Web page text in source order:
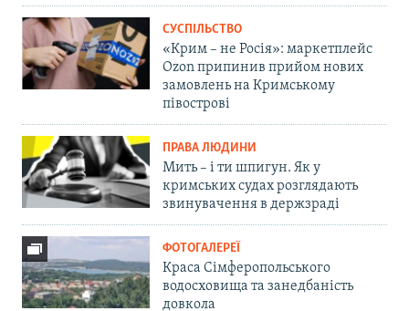
СУСПІЛЬСТВО
«Крим – не Росія»: маркетплейс
Ozon припинив прийом нових
замовлень на Кримському
півострові
ПРАВА ЛЮДИНИ
Мить – і ти шпигун. Як у
кримських судах розглядають
звинувачення в держзраді
ФОТОГАЛЕРЕЇ
Краса Сімферопольського
водосховища та занедбаність
довкола